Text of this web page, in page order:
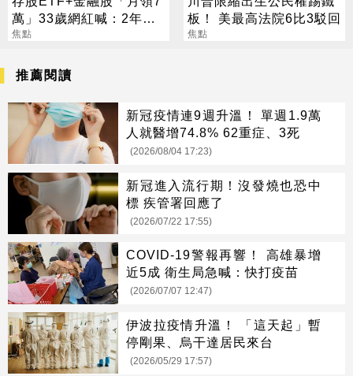
萬」33歲網紅喊：2年內
要退休
焦點
板！ 美最高法院6比3駁回
焦點
推薦閱讀
新冠疫情連9週升溫！ 單週1.9萬
人就醫增74.8% 62重症、3死
(2026/08/04 17:23)
新冠進入流行期！沒發燒也恐中
標 疾管署回應了
(2026/07/22 17:55)
COVID-19警報再響！ 高雄暴增
近5成 衛生局急喊：快打疫苗
(2026/07/07 12:47)
伊波拉疫情升溫！ 「這天起」暫
停剛果、烏干達居民來台
(2026/05/29 17:57)